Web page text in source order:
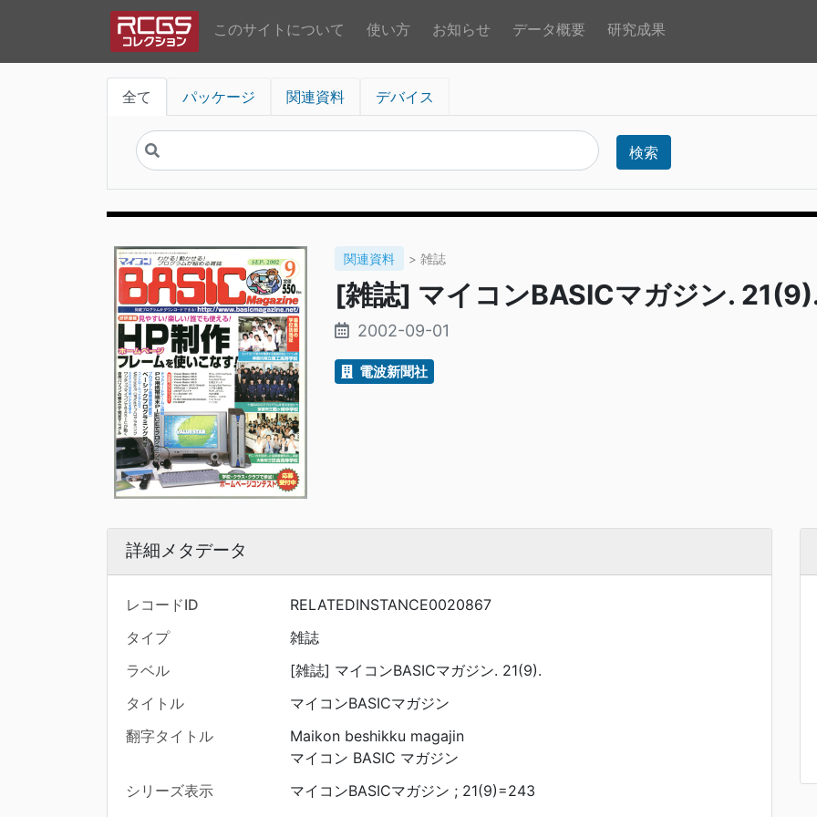
このサイトについて 使い方 お知らせ データ概要 研究成果
全て パッケージ 関連資料 デバイス
検索
関連資料 > 雑誌
[雑誌] マイコンBASICマガジン.
2002-09-01
電波新聞社
詳細メタデータ
レコードID
RELATEDINSTANCE0020867
タイプ
雑誌
ラベル
[雑誌] マイコンBASICマガジン. 21(9).
タイトル
マイコンBASICマガジン
翻字タイトル
Maikon beshikku magajin
マイコン BASIC マガジン
シリーズ表示
マイコンBASICマガジン ; 21(9)=243